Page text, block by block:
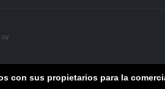
con sus propietarios para la